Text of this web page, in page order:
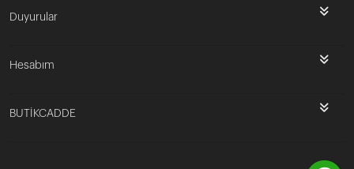
Duyurular
Hesabım
BUTİKCADDE